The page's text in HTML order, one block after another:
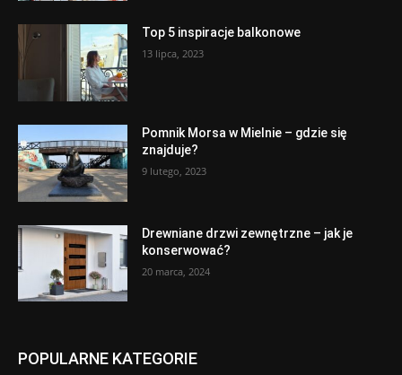
Top 5 inspiracje balkonowe
13 lipca, 2023
Pomnik Morsa w Mielnie – gdzie się
znajduje?
9 lutego, 2023
Drewniane drzwi zewnętrzne – jak je
konserwować?
20 marca, 2024
POPULARNE KATEGORIE